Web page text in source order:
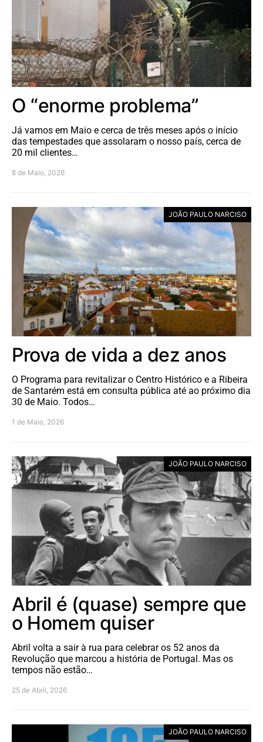
O “enorme problema”
Já vamos em Maio e cerca de três meses após o início
das tempestades que assolaram o nosso país, cerca de
20 mil clientes…
8 de Maio, 2026
JOÃO PAULO NARCISO
Prova de vida a dez anos
O Programa para revitalizar o Centro Histórico e a Ribeira
de Santarém está em consulta pública até ao próximo dia
30 de Maio. Todos…
1 de Maio, 2026
JOÃO PAULO NARCISO
Abril é (quase) sempre que
o Homem quiser
Abril volta a sair à rua para celebrar os 52 anos da
Revolução que marcou a história de Portugal. Mas os
tempos não estão…
25 de Abril, 2026
JOÃO PAULO NARCISO